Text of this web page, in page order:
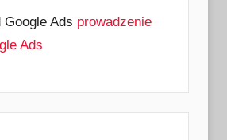
Ads prowadzenie
Ads